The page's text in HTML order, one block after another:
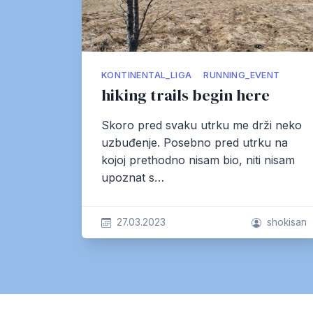
KONTINENTAL_LIGA RUNNING_EVENT
hiking trails begin here
Skoro pred svaku utrku me drži neko
uzbuđenje. Posebno pred utrku na
kojoj prethodno nisam bio, niti nisam
upoznat s…
27.03.2023 shokisan